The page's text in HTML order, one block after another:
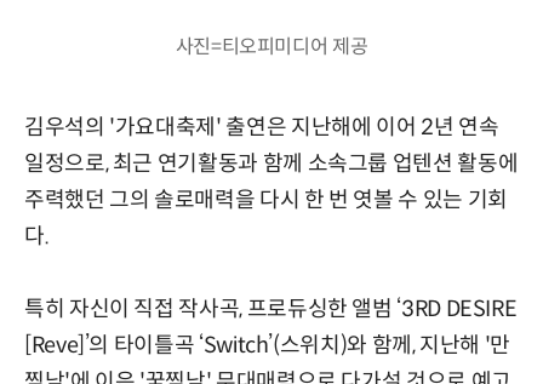
사진=티오피미디어 제공
김우석의 '가요대축제' 출연은 지난해에 이어 2년 연속
일정으로, 최근 연기활동과 함께 소속그룹 업텐션 활동에
주력했던 그의 솔로매력을 다시 한 번 엿볼 수 있는 기회
다.
특히 자신이 직접 작사곡, 프로듀싱한 앨범 ‘3RD DESIRE
[Reve]’의 타이틀곡 ‘Switch’(스위치)와 함께, 지난해 '만